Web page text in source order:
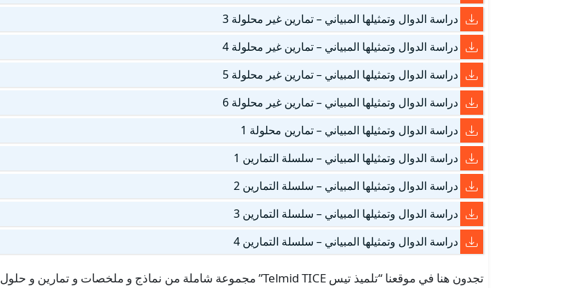
دراسة الدوال وتمثيلها المبياني – تمارين غير محلولة 3
دراسة الدوال وتمثيلها المبياني – تمارين غير محلولة 4
دراسة الدوال وتمثيلها المبياني – تمارين غير محلولة 5
دراسة الدوال وتمثيلها المبياني – تمارين غير محلولة 6
دراسة الدوال وتمثيلها المبياني – تمارين محلولة 1
دراسة الدوال وتمثيلها المبياني – سلسلة التمارين 1
دراسة الدوال وتمثيلها المبياني – سلسلة التمارين 2
دراسة الدوال وتمثيلها المبياني – سلسلة التمارين 3
دراسة الدوال وتمثيلها المبياني – سلسلة التمارين 4
تجدون هنا في موقعنا “تلميذ تيس Telmid TICE” مجموعة شاملة من نماذج و ملخصات و تمارين و حلول